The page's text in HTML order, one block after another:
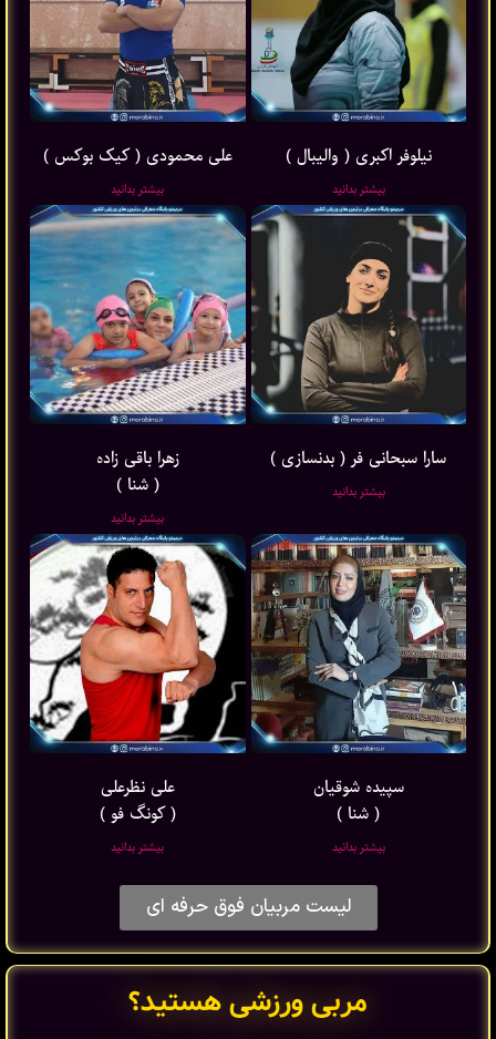
نیلوفر اکبری ( والیبال )
بیشتر بدانید
علی محمودی ( کیک بوکس )
بیشتر بدانید
سارا سبحانی فر ( بدنسازی )
بیشتر بدانید
زهرا باقی ‌زاده
( شنا )
بیشتر بدانید
سپیده شوقیان
( شنا )
بیشتر بدانید
علی نظرعلی
( کونگ فو )
بیشتر بدانید
لیست مربیان فوق حرفه ای
مربی ورزشی هستید؟